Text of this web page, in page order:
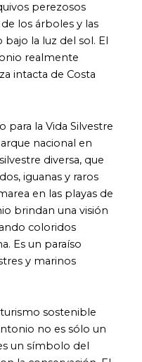
perezosos
los árboles y las
la luz del sol. El
realmente
intacta de Costa
para la Vida Silvestre
nacional en
diversa, que
iguanas y raros
en las playas de
brindan una visión
coloridos
Es un paraíso
y marinos
sostenible
no es sólo un
un símbolo del